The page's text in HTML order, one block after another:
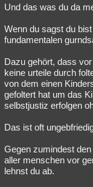
Und das was du da
Wenn du sagst du
fundamentalen
Dazu gehört, dass
keine urteile durch
von dem einen
gefoltert hat um das
selbstjustiz erfolgen
Das ist oft
Gegen zumindest
aller menschen vor
lehnst du ab.